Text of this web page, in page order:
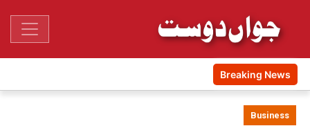
Breaking News
Business